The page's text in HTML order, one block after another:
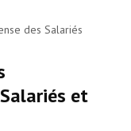
des Salariés
et